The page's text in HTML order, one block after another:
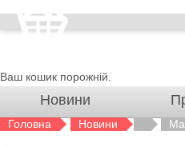
Ваш кошик порожній.
Новини
Головна Новини